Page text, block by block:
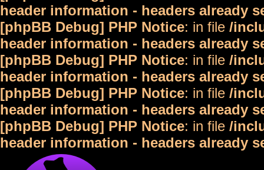
header information - headers already
[phpBB Debug] PHP Notice: in file /
header information - headers already
[phpBB Debug] PHP Notice: in file /
header information - headers already
[phpBB Debug] PHP Notice: in file /
header information - headers already
[phpBB Debug] PHP Notice: in file /
header information - headers already